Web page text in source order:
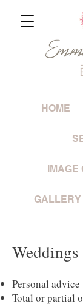
HOME
IMAGE
GALLERY
Weddings
Personal advice
Total or partial